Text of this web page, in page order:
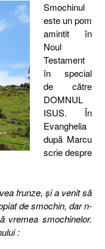
Smochinul
este un pom
amintit în
Noul
Testament
în special
de către
DOMNUL
ISUS. În
Evanghelia
după Marcu
scrie despre
frunze, şi a venit să
de smochin, dar n-
vremea smochinelor.
: